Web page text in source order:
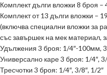
Комплект дълги вложки 8 броя
Комплект от 13 дълги вложки –
(включва специални вложки за
със завършек на мек материал,
Удължения 3 броя: 1/4″-100мм,
Универсално каре3 броя: 1/4″,
Тресчотки 3 броя: 1/4″, 3/8″, 1/2″